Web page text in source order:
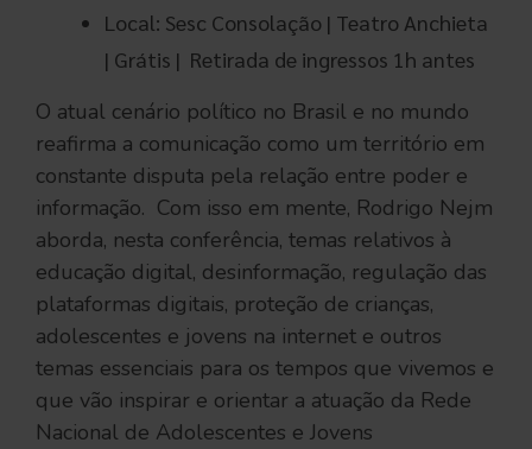
Local: Sesc Consolação | Teatro Anchieta
| Grátis | Retirada de ingressos 1h antes
O atual cenário político no Brasil e no mundo
reafirma a comunicação como um território em
constante disputa pela relação entre poder e
informação. Com isso em mente, Rodrigo Nejm
aborda, nesta conferência, temas relativos à
educação digital, desinformação, regulação das
plataformas digitais, proteção de crianças,
adolescentes e jovens na internet e outros
temas essenciais para os tempos que vivemos e
que vão inspirar e orientar a atuação da Rede
Nacional de Adolescentes e Jovens